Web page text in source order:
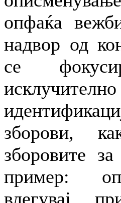
опфаќа
надвор од
се
зборови,
зборовите
пример:
влегувај,